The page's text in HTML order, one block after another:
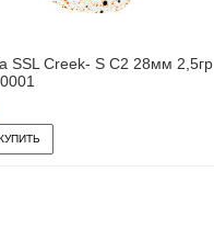
SSL Creek- S C2 28мм 2,5гр